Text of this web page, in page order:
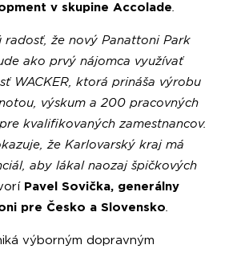
v skupine Accolade
radosť, že nový Panattoni Park
ako prvý nájomca využívať
WACKER, ktorá prináša výrobu
výskum a 200 pracovných
kvalifikovaných zamestnancov.
že Karlovarský kraj má
aby lákal naozaj špičkových
Pavel Sovička, generálny
pre Česko a Slovensko
výborným dopravným